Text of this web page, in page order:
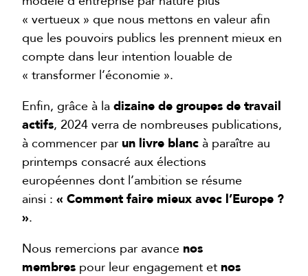
« vertueux » que nous mettons en valeur afin
que les pouvoirs publics les prennent mieux en
compte dans leur intention louable de
« transformer l’économie ».
Enfin, grâce à la dizaine de groupes de travail
actifs, 2024 verra de nombreuses publications,
à commencer par un livre blanc à paraître au
printemps consacré aux élections
européennes dont l’ambition se résume
ainsi : « Comment faire mieux avec l’Europe ?
».
Nous remercions par avance nos
membres pour leur engagement et nos